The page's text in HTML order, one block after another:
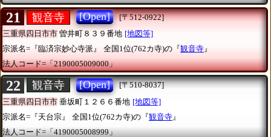
21 観音寺 [Open]
[〒512-0922]
三重県四日市市 曽井町８３９番地 [地図等]
宗派名=『臨済宗妙心寺派』
全国1位(762カ寺)の『観音寺』
法人コード=「2190005009000」
22 観音寺 [Open]
[〒510-8037]
三重県四日市市 垂坂町１２６６番地 [地図等]
宗派名=『天台宗』
全国1位(762カ寺)の『観音寺 』
法人コード=「4190005008999」